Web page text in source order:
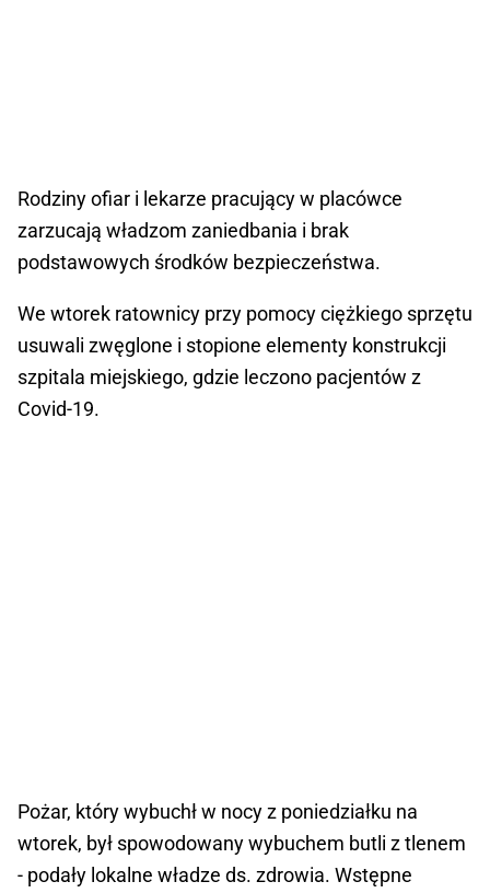
Rodziny ofiar i lekarze pracujący w placówce
zarzucają władzom zaniedbania i brak
podstawowych środków bezpieczeństwa.
We wtorek ratownicy przy pomocy ciężkiego sprzętu
usuwali zwęglone i stopione elementy konstrukcji
szpitala miejskiego, gdzie leczono pacjentów z
Covid-19.
Pożar, który wybuchł w nocy z poniedziałku na
wtorek, był spowodowany wybuchem butli z tlenem
- podały lokalne władze ds. zdrowia. Wstępne